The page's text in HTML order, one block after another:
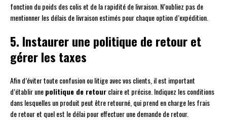
fonction du poids des colis et de la rapidité de livraison. N’oubliez pas de
mentionner les délais de livraison estimés pour chaque option d’expédition.
5. Instaurer une politique de retour et
gérer les taxes
Afin d’éviter toute confusion ou litige avec vos clients, il est important
d’établir unepolitique de retourclaire et précise. Indiquez les conditions
dans lesquelles un produit peut être retourné, qui prend en charge les frais
de retour et quel est le délai pour effectuer une demande de retour.